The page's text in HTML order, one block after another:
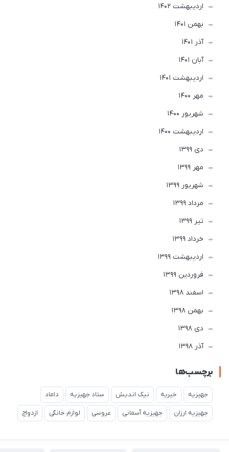
ارديبهشت 1402
بهمن 1401
آذر 1401
آبان 1401
ارديبهشت 1401
مهر 1400
شهریور 1400
ارديبهشت 1400
دی 1399
مهر 1399
شهریور 1399
مرداد 1399
تير 1399
خرداد 1399
ارديبهشت 1399
فروردین 1399
اسفند 1398
بهمن 1398
دی 1398
آذر 1398
برچسب‌ها
جهیزیه خیریه نیک اندیش ستاد جهیزیه داماد
جهیزیه ارزان جهیزیه آسمانی عروسی لوازم خانگی ازدواج